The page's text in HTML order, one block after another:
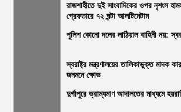
প্রধানমন্ত্রীর কাছে নিরাপত্তা চাওয়ার পরদিনই
ভোরের আভা ২০ জুলাই, ২০২৬, ১:১৫
রাজশাহীতে দুই সাংবাদিকের ওপর নৃশংস
গ্রেফতারে ৭২ ঘন্টা আলটিমেটাম
পুলিশ কোনো দলের লাঠিয়াল বাহিনী নয়:
স্বরাষ্ট্র মন্ত্রণালয়ের তালিকাভুক্ত মাদক
জনমনে ক্ষোভ
দুর্গাপুরে ভ্রাম্যমাণ আদালতের মাধ্যমে